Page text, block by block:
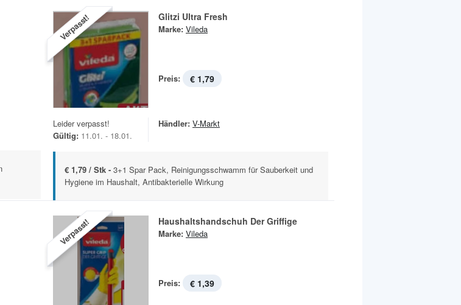
Verpasst! Glitzi Ultra Fresh
Marke: Vileda
Preis: € 1,79
Leider verpasst!
Gültig: 11.01. - 18.01.
Händler: V-Markt
€ 1,79 / Stk - 3+1 Spar Pack, Reinigungsschwamm für Sauberkeit und
Hygiene im Haushalt, Antibakterielle Wirkung
Verpasst! Haushaltshandschuh Der Griffige
Marke: Vileda
Preis: € 1,39